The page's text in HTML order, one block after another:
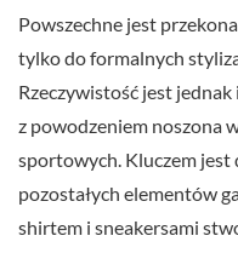
Powszechne jest
tylko do formalnych
Rzeczywistość jest
z powodzeniem noszona
sportowych. Kluczem
pozostałych elementów
shirtem i sneakersami